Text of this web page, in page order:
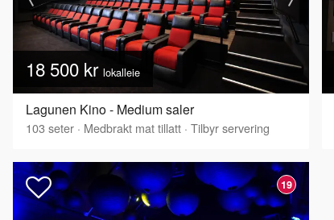
18 500 kr lokalleie
Lagunen Kino - Medium saler
103 seter · Medbrakt mat tillatt · Tilbyr servering
19